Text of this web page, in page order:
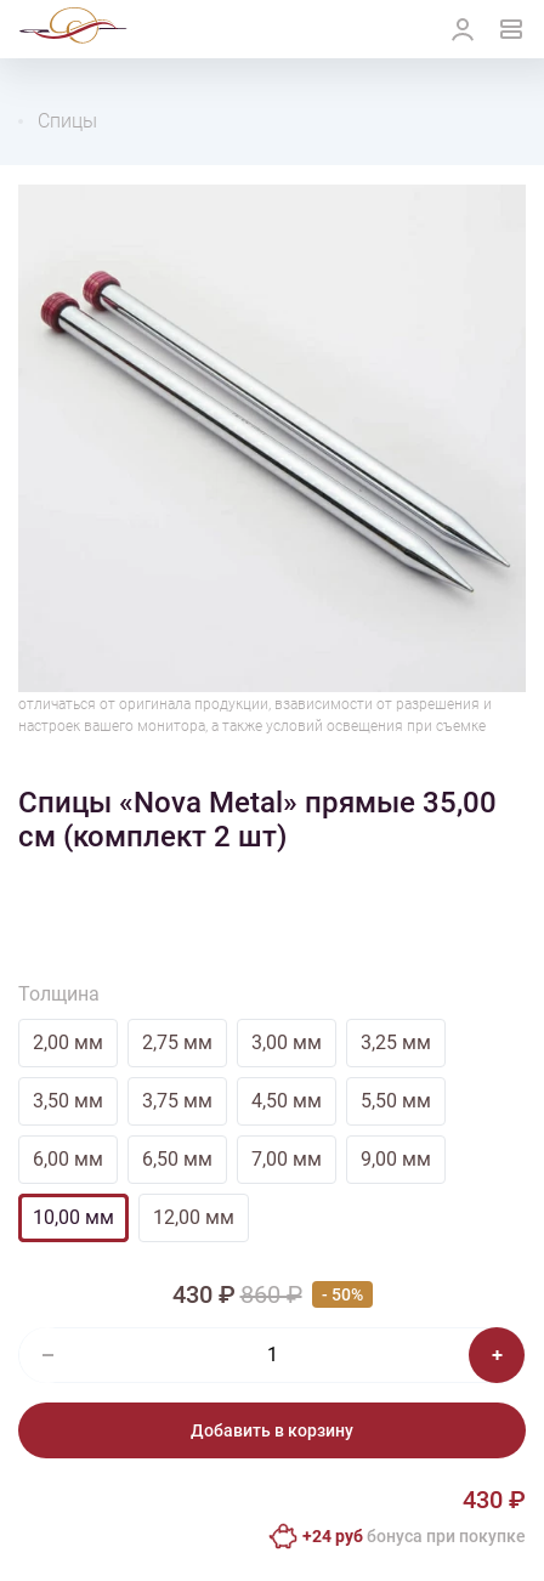
Спицы
отличаться от оригинала продукции, взависимости от разрешения и
настроек вашего монитора, а также условий освещения при съемке
Спицы «Nova Metal» прямые 35,00
см (комплект 2 шт)
Толщина
2,00 мм 2,75 мм 3,00 мм 3,25 мм
3,50 мм 3,75 мм 4,50 мм 5,50 мм
6,00 мм 6,50 мм 7,00 мм 9,00 мм
10,00 мм 12,00 мм
430 ₽860 ₽ - 50%
Добавить в корзину
430 ₽
+24 руббонусa при покупке